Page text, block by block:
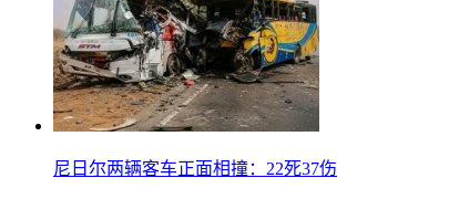
尼日尔两辆客车正面相撞：22死37伤